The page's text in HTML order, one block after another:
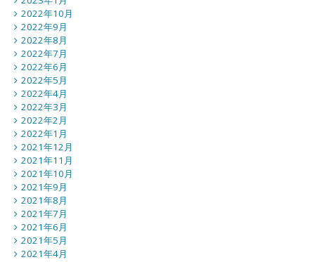
2022年10月
2022年9月
2022年8月
2022年7月
2022年6月
2022年5月
2022年4月
2022年3月
2022年2月
2022年1月
2021年12月
2021年11月
2021年10月
2021年9月
2021年8月
2021年7月
2021年6月
2021年5月
2021年4月